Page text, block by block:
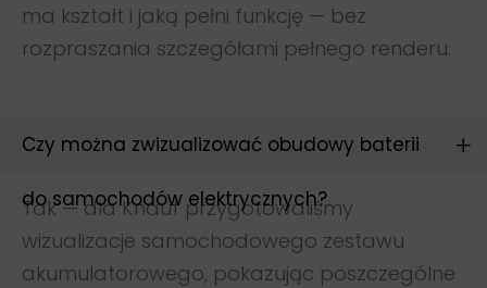
ma kształt i jaką pełni funkcję — bez
rozpraszania szczegółami pełnego renderu.
Czy można zwizualizować obudowy baterii
do samochodów elektrycznych?
Tak — dla Knauf przygotowaliśmy
wizualizacje samochodowego zestawu
akumulatorowego, pokazując poszczególne
CNC
Medtech
Doświadczenie
Spoty reklamowe
Animacje 3D